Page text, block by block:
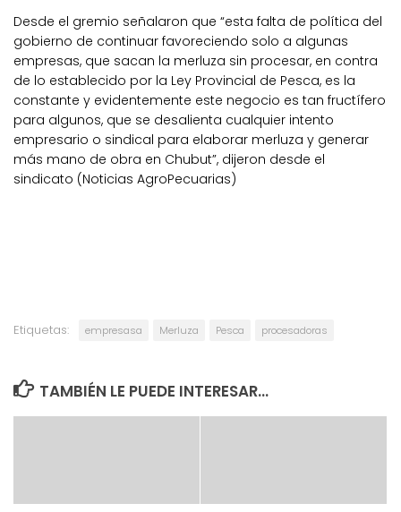
Desde el gremio señalaron que “esta falta de política del
gobierno de continuar favoreciendo solo a algunas
empresas, que sacan la merluza sin procesar, en contra
de lo establecido por la Ley Provincial de Pesca, es la
constante y evidentemente este negocio es tan fructífero
para algunos, que se desalienta cualquier intento
empresario o sindical para elaborar merluza y generar
más mano de obra en Chubut”, dijeron desde el
sindicato (Noticias AgroPecuarias)
Etiquetas: empresasa Merluza Pesca procesadoras
TAMBIÉN LE PUEDE INTERESAR...